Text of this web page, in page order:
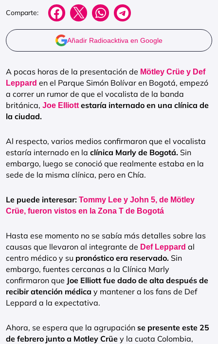
Comparte:
Añadir Radioacktiva en Google
A pocas horas de la presentación de Mötley Crüe y Def
Leppard en el Parque Simón Bolívar en Bogotá, empezó
a correr un rumor de que el vocalista de la banda
británica, Joe Elliottestaría internado en una clínica de
la ciudad.
Al respecto, varios medios confirmaron que el vocalista
estaría internado en la clínica Marly de Bogotá. Sin
embargo, luego se conoció que realmente estaba en la
sede de la misma clínica, pero en Chía.
Le puede interesar: Tommy Lee y John 5, de Mötley
Crüe, fueron vistos en la Zona T de Bogotá
Hasta ese momento no se sabía más detalles sobre las
causas que llevaron al integrante de Def Leppard al
centro médico y su pronóstico era reservado. Sin
embargo, fuentes cercanas a la Clínica Marly
confirmaron que Joe Elliott fue dado de alta después de
recibir atención médica y mantener a los fans de Def
Leppard a la expectativa.
Ahora, se espera que la agrupación se presente este 25
de febrero junto a Motley Crüe y la cuota Colombia,